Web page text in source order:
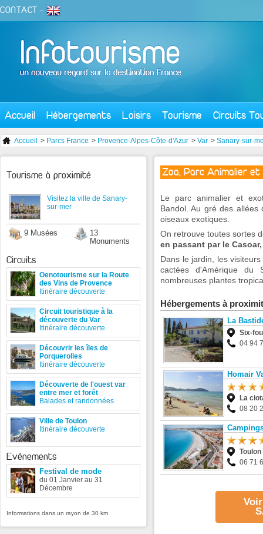
CONTACT -
Accueil Hébergements Loisirs Tourisme Circuits
Accueil > Parcs France > Provence-Alpes-Côte-d'Azur > Var > Sanary-sur-
Zoa, Parc Animalier
Le parc animalier et
Bandol. Au gré des
oiseaux exotiques.
On retrouve toutes sortes
en passant par le
Dans le jardin, les
cactées d'Amérique du
nombreuses plantes
Hébergements à
La
Six-
04 94
Homair
La
08 20
Toulon
06 71
Tourisme à proximité
Visitez la ville de Sanary-
sur-mer
9 Musées
13
Monuments
Circuits
Oenotourisme sur la Route
des Vins de Provence
Itinéraire découverte
Circuit touristique à la
découverte du Var
Itinéraire découverte
Découvrir les îles de
Porquerolles
Itinéraire découverte
Découverte de l'ouest var
entre mer et forêt
Balades et randonnées
Ville de Toulon
Itinéraire découverte
Evénements
Festival de mode
du 01 Janvier au 31
Décembre
Informations dans un rayon de 30 km